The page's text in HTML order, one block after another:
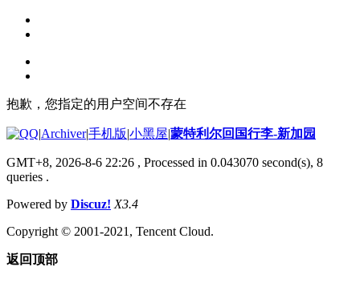
抱歉，您指定的用户空间不存在
|Archiver|手机版|小黑屋|蒙特利尔回国行李-新加园
GMT+8, 2026-8-6 22:26 , Processed in 0.043070 second(s), 8
queries .
Powered by Discuz! X3.4
Copyright © 2001-2021, Tencent Cloud.
返回顶部